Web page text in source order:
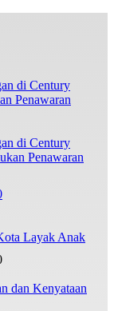
di Century
Penawaran
Layak Anak
dan Kenyataan